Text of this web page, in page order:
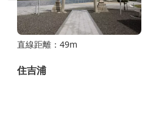
直線距離：49m
住吉浦